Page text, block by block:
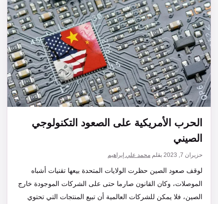
الحرب الأمريكية على الصعود التكنولوجي
الصيني
حزيران 7, 2023 بقلم محمد علي إبراهيم
لوقف صعود الصين حظرت الولايات المتحدة بيعها تقنيات أشباه
الموصلات، وكان القانون صارما حتى على الشركات الموجودة خارج
الصين، فلا يمكن للشركات العالمية أن تبيع المنتجات التي تحتوي